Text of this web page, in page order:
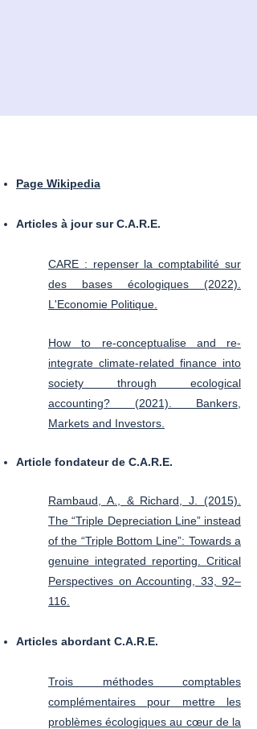
Page Wikipedia
Articles à jour sur C.A.R.E.
CARE : repenser la comptabilité sur
des bases écologiques (2022).
L'Economie Politique.
How to re-conceptualise and re-
integrate climate-related finance into
society through ecological
accounting? (2021). Bankers,
Markets and Investors.
Article fondateur de C.A.R.E.
Rambaud, A., & Richard, J. (2015).
The “Triple Depreciation Line” instead
of the “Triple Bottom Line”: Towards a
genuine integrated reporting. Critical
Perspectives on Accounting, 33, 92–
116.
Articles abordant C.A.R.E.
Trois méthodes comptables
complémentaires pour mettre les
problèmes écologiques au cœur de la